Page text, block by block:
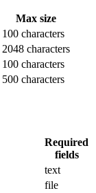
Max size
100 characters
2048 characters
100 characters
500 characters
Required
fields
text
file